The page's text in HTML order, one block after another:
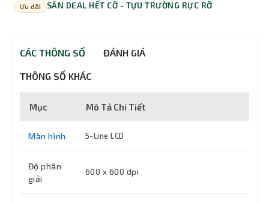
Ưu đãi SĂN DEAL HẾT CỠ - TỰU TRƯỜNG RỰC RỠ
CÁC THÔNG SỐ ĐÁNH GIÁ
THÔNG SỐ KHÁC
Mục Mô Tả Chi Tiết
Màn hình 5-Line LCD
Độ phân
giải
600 x 600 dpi